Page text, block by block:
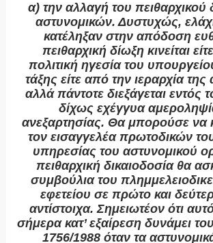
α) την αλλαγή του πειθαρχικού
αστυνομικών. Δυστυχώς,
κατέληξαν στην απόδοση
πειθαρχική δίωξη κινείται
πολιτική ηγεσία του
τάξης είτε από την ιεραρχία της
αλλά πάντοτε διεξάγεται εντός
δίχως εχέγγυα
ανεξαρτησίας. Θα μπορούσε να
τον εισαγγελέα πρωτοδικών
υπηρεσίας του αστυνομικού
πειθαρχική δικαιοδοσία θα
συμβούλια του
εφετείου σε πρώτο και
αντίστοιχα. Σημειωτέον ότι
σήμερα κατ’ εξαίρεση δυνάμει
1756/1988 όταν τα